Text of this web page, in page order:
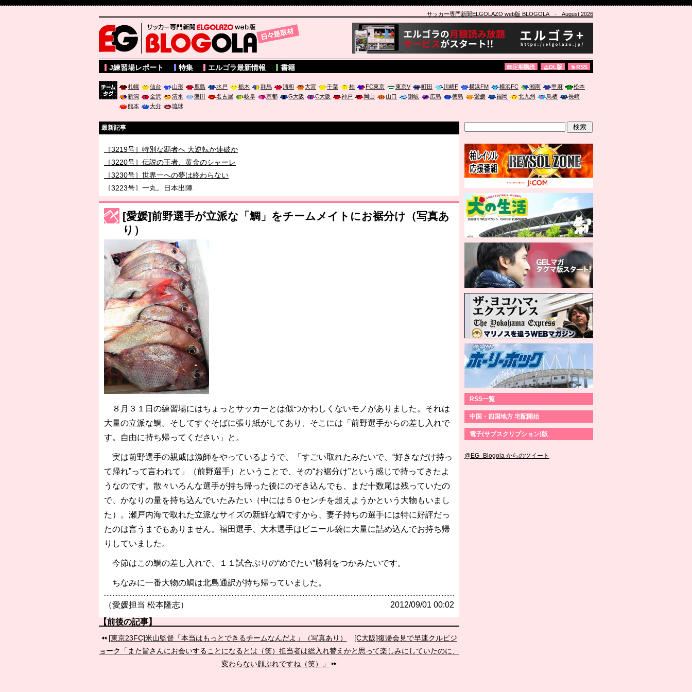
サッカー専門新聞ELGOLAZO web版 BLOGOLA- August 2026
サッカー専門新聞ELGOLAZO web版 BLOGOLA
J練習場レポート 特集 エルゴラ最新情報 書籍 定期購読 DL版 RSS
札幌 仙台 山形 鹿島 水戸 栃木 群馬 浦和 大宮 千葉 柏 FC東京 東京V 町田 川崎F 横浜FM 横浜FC 湘南 甲府
松本
新潟
金沢 清水 磐田 名古屋 岐阜 京都 G大阪 C大阪 神戸 岡山 山口 讃岐 広島 徳島 愛媛 福岡 北九州 鳥栖
長崎
熊本
大分 琉球
最新記事
［3223号］一丸。日本出陣
［3222号］史上最大のW杯開幕 注目は「個」
[愛媛]前野選手が立派な「鯛」をチームメイトにお裾分け（写真あ
り）
８月３１日の練習場にはちょっとサッカーとは似つかわしくないモノがありました。それは
大量の立派な鯛。そしてすぐそばに張り紙がしてあり、そこには「前野選手からの差し入れで
す。自由に持ち帰ってください」と。
実は前野選手の親戚は漁師をやっているようで、「すごい取れたみたいで、“好きなだけ持っ
て帰れ”って言われて」（前野選手）ということで、その“お裾分け”という感じで持ってきたよ
うなのです。散々いろんな選手が持ち帰った後にのぞき込んでも、まだ十数尾は残っていたの
で、かなりの量を持ち込んでいたみたい（中には５０センチを超えようかという大物もいまし
た）。瀬戸内海で取れた立派なサイズの新鮮な鯛ですから、妻子持ちの選手には特に好評だっ
たのは言うまでもありません。福田選手、大木選手はビニール袋に大量に詰め込んでお持ち帰
りしていました。
今節はこの鯛の差し入れで、１１試合ぶりの“めでたい”勝利をつかみたいです。
ちなみに一番大物の鯛は北島通訳が持ち帰っていました。
（愛媛担当 松本隆志） 2012/09/01 00:02
【前後の記事】
[東京23FC]米山監督「本当はもっとできるチームなんだよ」（写真あり）
[C大阪]復帰会見で早速クルピジ
ョーク「また皆さんにお会いすることになるとは（笑）担当者は総入れ替えかと思って楽しみにしていたのに、
変わらない顔ぶれですね（笑）」
RSS一覧
中国・四国地方 宅配開始
電子(サブスクリプション)版
@EG_Blogola からのツイート